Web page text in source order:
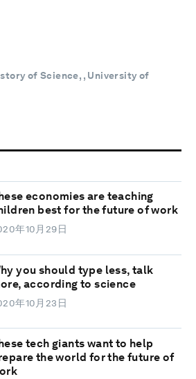
of Science, , University of
economies are teaching
best for the future of work
年10月29日
you should type less, talk
according to science
年10月23日
tech giants want to help
the world for the future of